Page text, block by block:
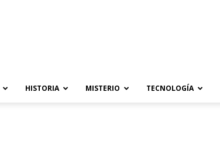
HISTORIA MISTERIO TECNOLOGÍA